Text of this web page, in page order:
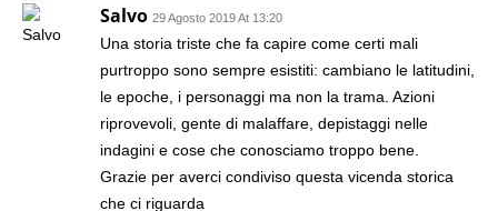
Salvo 29 Agosto 2019 At 13:20
Una storia triste che fa capire come certi mali
purtroppo sono sempre esistiti: cambiano le latitudini,
le epoche, i personaggi ma non la trama. Azioni
riprovevoli, gente di malaffare, depistaggi nelle
indagini e cose che conosciamo troppo bene.
Grazie per averci condiviso questa vicenda storica
che ci riguarda